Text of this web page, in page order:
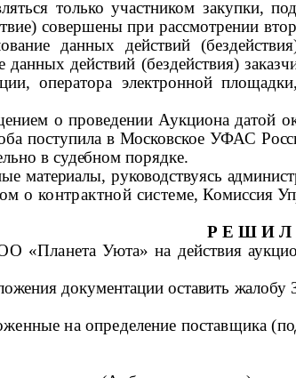
только участником закупки,
совершены при рассмотрении
данных действий
данных действий (бездействия)
оператора электронной
о проведении Аукциона датой
поступила в Московское УФАС
в судебном порядке.
материалы, руководствуясь
о контрактной системе, Комиссия
Р Е Ш И Л
«Планета Уюта» на действия
документации оставить жалобу
на определение поставщика